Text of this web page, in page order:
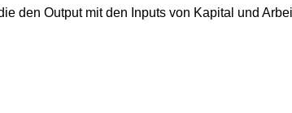
den Output mit den Inputs von Kapital und